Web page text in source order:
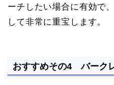
ーチしたい場合に有効で
して非常に重宝します。
おすすめその4バーク